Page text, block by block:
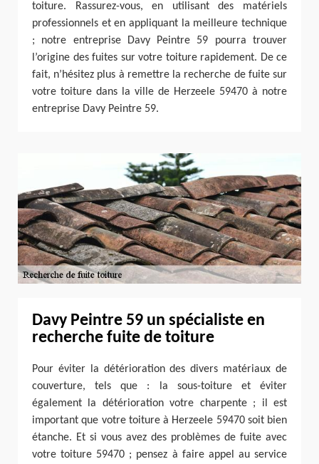
toiture. Rassurez-vous, en utilisant des matériels
professionnels et en appliquant la meilleure technique
; notre entreprise Davy Peintre 59 pourra trouver
l’origine des fuites sur votre toiture rapidement. De ce
fait, n’hésitez plus à remettre la recherche de fuite sur
votre toiture dans la ville de Herzeele 59470 à notre
entreprise Davy Peintre 59.
Davy Peintre 59 un spécialiste en
recherche fuite de toiture
Pour éviter la détérioration des divers matériaux de
couverture, tels que : la sous-toiture et éviter
également la détérioration votre charpente ; il est
important que votre toiture à Herzeele 59470 soit bien
étanche. Et si vous avez des problèmes de fuite avec
votre toiture 59470 ; pensez à faire appel au service